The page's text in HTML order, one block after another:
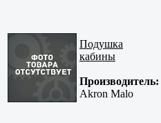
Подушка
кабины
Производитель:
Akron Malo